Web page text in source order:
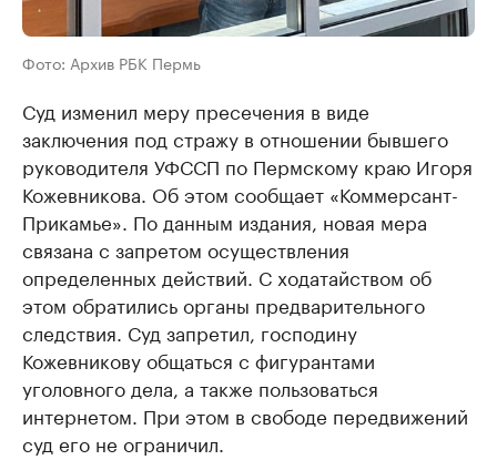
Фото: Архив РБК Пермь
Суд изменил меру пресечения в виде
заключения под стражу в отношении бывшего
руководителя УФССП по Пермскому краю Игоря
Кожевникова. Об этом сообщает «Коммерсант-
Прикамье». По данным издания, новая мера
связана с запретом осуществления
определенных действий. С ходатайством об
этом обратились органы предварительного
следствия. Суд запретил, господину
Кожевникову общаться с фигурантами
уголовного дела, а также пользоваться
интернетом. При этом в свободе передвижений
суд его не ограничил.